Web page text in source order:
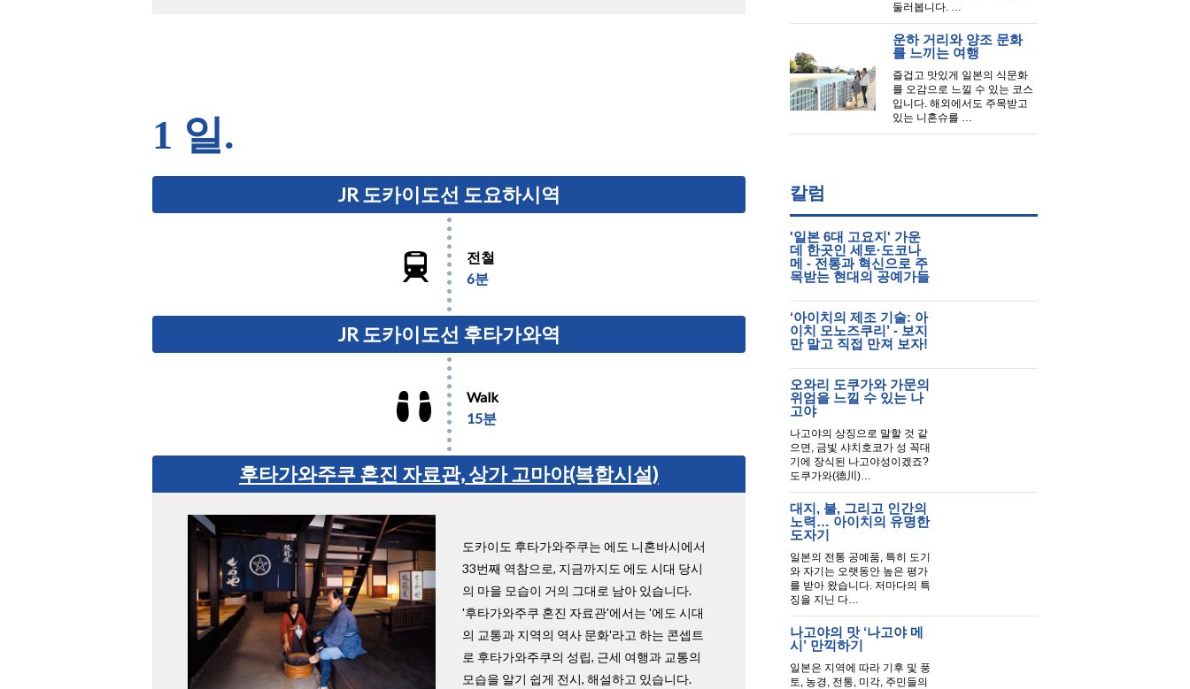
1 일.
JR 도카이도선 도요하시역
전철
6분
JR 도카이도선 후타가와역
Walk
15분
후타가와주쿠 혼진 자료관, 상가 고마야(복합시설)
도카이도 후타가와주쿠는 에도 니혼바시에서
33번째 역참으로, 지금까지도 에도 시대 당시
의 마을 모습이 거의 그대로 남아 있습니다.
'후타가와주쿠 혼진 자료관'에서는 '에도 시대
의 교통과 지역의 역사 문화'라고 하는 콘셉트
로 후타가와주쿠의 성립, 근세 여행과 교통의
모습을 알기 쉽게 전시, 해설하고 있습니다.
둘러봅니다. …
운하 거리와 양조 문화
를 느끼는 여행
즐겁고 맛있게 일본의 식문화
를 오감으로 느낄 수 있는 코스
입니다. 해외에서도 주목받고
있는 니혼슈를 …
칼럼
'일본 6대 고요지' 가운
데 한곳인 세토·도코나
메 - 전통과 혁신으로 주
목받는 현대의 공예가들
‘아이치의 제조 기술: 아
이치 모노즈쿠리’ - 보지
만 말고 직접 만져 보자!
오와리 도쿠가와 가문의
위엄을 느낄 수 있는 나
고야
나고야의 상징으로 말할 것 같
으면, 금빛 샤치호코가 성 꼭대
기에 장식된 나고야성이겠죠?
도쿠가와(德川)…
대지, 불, 그리고 인간의
노력… 아이치의 유명한
도자기
일본의 전통 공예품, 특히 도기
와 자기는 오랫동안 높은 평가
를 받아 왔습니다. 저마다의 특
징을 지닌 다…
나고야의 맛 ‘나고야 메
시’ 만끽하기
일본은 지역에 따라 기후 및 풍
토, 농경, 전통, 미각, 주민들의